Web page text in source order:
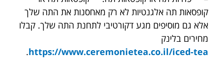
קופסאות תה אלגנטיות לא רק מאחסנות את התה שלך
אלא גם מוסיפים מגע דקורטיבי לתחנת התה שלך. קבלו
מחירים בלינק
https://www.ceremonietea.co.il/iced-tea
.